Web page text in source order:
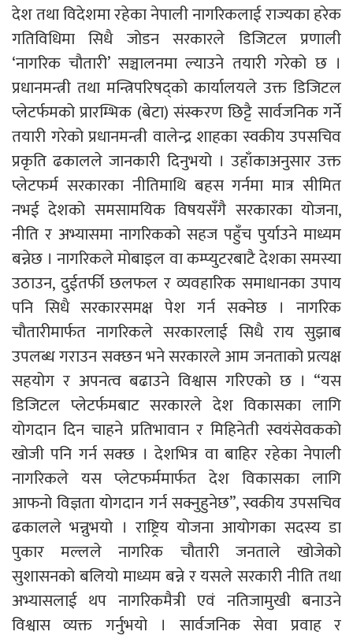
देश तथा विदेशमा रहेका नेपाली नागरिकलाई राज्यका हरेक
गतिविधिमा सिधै जोडन सरकारले डिजिटल प्रणाली
‘नागरिक चौतारी’ सञ्चालनमा ल्याउने तयारी गरेको छ ।
प्रधानमन्त्री तथा मन्त्रिपरिषद्को कार्यालयले उक्त डिजिटल
प्लेटर्फमको प्रारम्भिक (बेटा) संस्करण छिट्टै सार्वजनिक गर्ने
तयारी गरेको प्रधानमन्त्री वालेन्द्र शाहका स्वकीय उपसचिव
प्रकृति ढकालले जानकारी दिनुभयो । उहाँकाअनुसार उक्त
प्लेटफर्म सरकारका नीतिमाथि बहस गर्नमा मात्र सीमित
नभई देशको समसामयिक विषयसँगै सरकारका योजना,
नीति र अभ्यासमा नागरिकको सहज पहुँच पुर्याउने माध्यम
बन्नेछ । नागरिकले मोबाइल वा कम्प्युटरबाटै देशका समस्या
उठाउन, दुईतर्फी छलफल र व्यवहारिक समाधानका उपाय
पनि सिधै सरकारसमक्ष पेश गर्न सक्नेछ । नागरिक
चौतारीमार्फत नागरिकले सरकारलाई सिधै राय सुझाब
उपलब्ध गराउन सक्छन भने सरकारले आम जनताको प्रत्यक्ष
सहयोग र अपनत्व बढाउने विश्वास गरिएको छ । “यस
डिजिटल प्लेटर्फमबाट सरकारले देश विकासका लागि
योगदान दिन चाहने प्रतिभावान र मिहिनेती स्वयंसेवकको
खोजी पनि गर्न सक्छ । देशभित्र वा बाहिर रहेका नेपाली
नागरिकले यस प्लेटफर्ममार्फत देश विकासका लागि
आफनो विज्ञता योगदान गर्न सक्नुहुनेछ”, स्वकीय उपसचिव
ढकालले भन्नुभयो । राष्ट्रिय योजना आयोगका सदस्य डा
पुकार मल्लले नागरिक चौतारी जनताले खोजेको
सुशासनको बलियो माध्यम बन्ने र यसले सरकारी नीति तथा
अभ्यासलाई थप नागरिकमैत्री एवं नतिजामुखी बनाउने
विश्वास व्यक्त गर्नुभयो । सार्वजनिक सेवा प्रवाह र